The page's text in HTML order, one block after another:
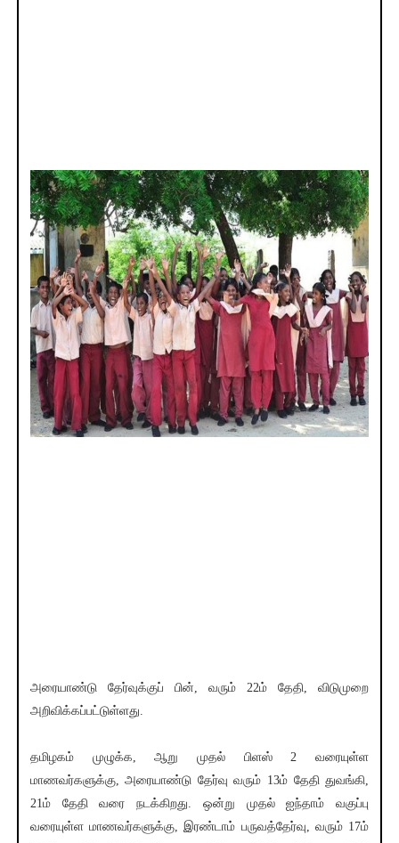
அரையாண்டு தேர்வுக்குப் பின், வரும் 22ம் தேதி, விடுமுறை
அறிவிக்கப்பட்டுள்ளது.
தமிழகம் முழுக்க, ஆறு முதல் பிளஸ் 2 வரையுள்ள
மாணவர்களுக்கு, அரையாண்டு தேர்வு வரும் 13ம் தேதி துவங்கி,
21ம் தேதி வரை நடக்கிறது. ஒன்று முதல் ஐந்தாம் வகுப்பு
வரையுள்ள மாணவர்களுக்கு, இரண்டாம் பருவத்தேர்வு, வரும் 17ம்